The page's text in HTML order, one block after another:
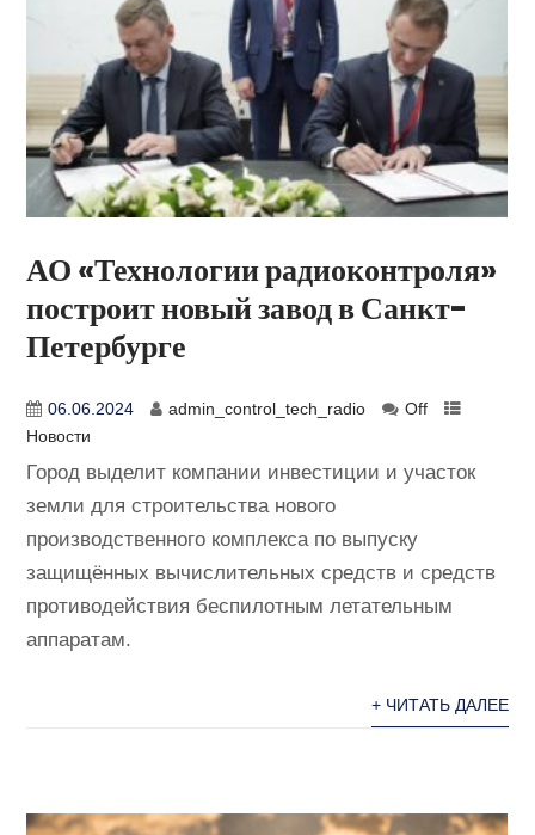
АО «Технологии радиоконтроля»
построит новый завод в Санкт-
Петербурге
06.06.2024 admin_control_tech_radio
Off
Новости
Город выделит компании инвестиции и участок
земли для строительства нового
производственного комплекса по выпуску
защищённых вычислительных средств и средств
противодействия беспилотным летательным
аппаратам.
+ ЧИТАТЬ ДАЛЕЕ